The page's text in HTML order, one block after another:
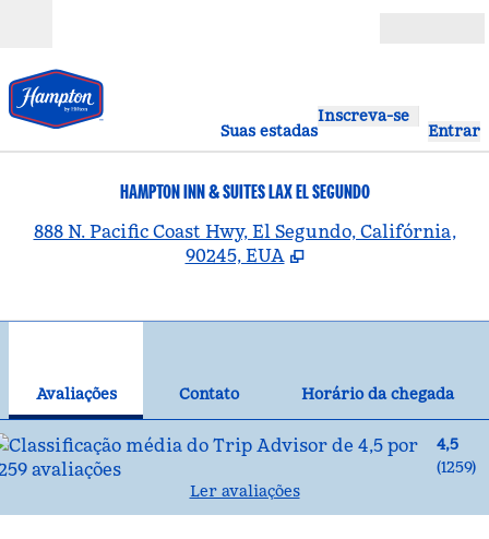
Suas estadas
Inscreva-se
Entrar
HAMPTON INN & SUITES LAX EL SEGUNDO
888 N. Pacific Coast Hwy, El Segundo, Califórnia,
90245, EUA
Avaliações Contato
Horário da chegada
4,5
(1259)
Ler avaliações